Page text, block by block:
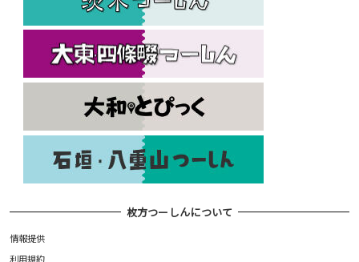
枚方つーしんについて
情報提供
利用規約